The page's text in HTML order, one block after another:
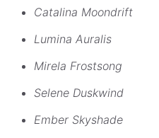
Catalina Moondrift
Lumina Auralis
Mirela Frostsong
Selene Duskwind
Ember Skyshade